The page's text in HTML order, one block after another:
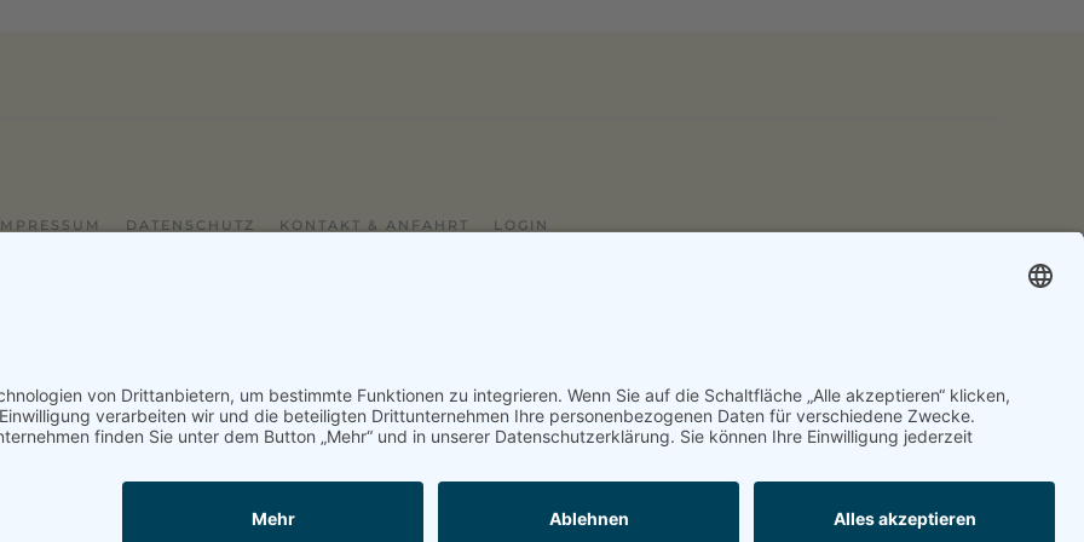
DATENSCHUTZ KONTAKT & ANFAHRT LOGIN